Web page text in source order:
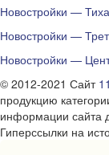
Новостройки —
Новостройки —
Новостройки —
© 2012-2021 Сайт
продукцию
информации сайта
Гиперссылки на